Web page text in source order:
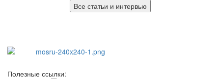
Все статьи и интервью
Полезные ссылки: